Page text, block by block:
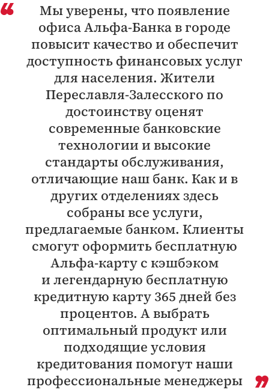
Мы уверены, что появление
офиса Альфа-Банка в городе
повысит качество и обеспечит
доступность финансовых услуг
для населения. Жители
Переславля-Залесского по
достоинству оценят
современные банковские
технологии и высокие
стандарты обслуживания,
отличающие наш банк. Как и в
других отделениях здесь
собраны все услуги,
предлагаемые банком. Клиенты
смогут оформить бесплатную
Альфа-карту с кэшбэком
и легендарную бесплатную
кредитную карту 365 дней без
процентов. А выбрать
оптимальный продукт или
подходящие условия
кредитования помогут наши
профессиональные менеджеры